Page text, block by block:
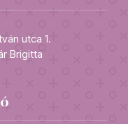
utca 1.
Brigitta